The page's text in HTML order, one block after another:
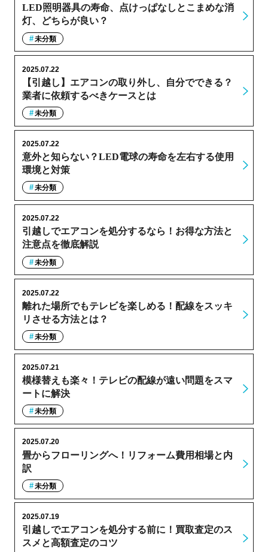
LED照明器具の寿命、点けっぱなしとこまめな消
灯、どちらが良い？
未分類
【引越し】エアコンの取り外し、自分でできる？
業者に依頼するべきケースとは
2025.07.22
未分類
意外と知らない？LED電球の寿命を左右する使用
環境と対策
2025.07.22
未分類
引越しでエアコンを処分するなら！お得な方法と
注意点を徹底解説
2025.07.22
未分類
離れた場所でもテレビを楽しめる！配線をスッキ
リさせる方法とは？
2025.07.22
未分類
模様替えも楽々！テレビの配線が遠い問題をスマ
ートに解決
2025.07.21
未分類
畳からフローリングへ！リフォーム費用相場と内
訳
2025.07.20
未分類
引越しでエアコンを処分する前に！買取査定のス
スメと高額査定のコツ
2025.07.19